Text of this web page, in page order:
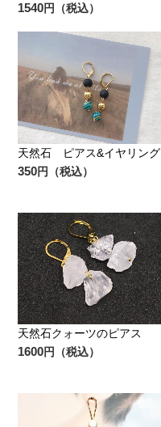
1540円（税込）
天然石 ピアス&イヤリング
350円（税込）
天然石クォーツのピアス
1600円（税込）